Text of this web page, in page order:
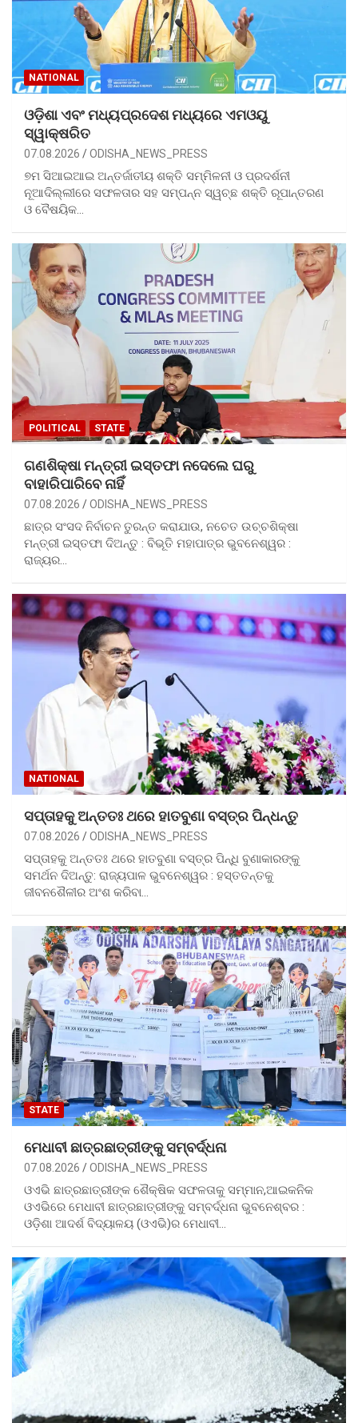
NATIONAL
ଓଡ଼ିଶା ଏବଂ ମଧ୍ୟପ୍ରଦେଶ ମଧ୍ୟରେ ଏମଓୟୁ
ସ୍ୱାକ୍ଷରିତ
07.08.2026 ODISHA_NEWS_PRESS
୭ମ ସିଆଇଆଇ ଅନ୍ତର୍ଜାତୀୟ ଶକ୍ତି ସମ୍ମିଳନୀ ଓ ପ୍ରଦର୍ଶନୀ
ନୂଆଦିଲ୍ଲୀରେ ସଫଳତାର ସହ ସମ୍ପନ୍ନ ସ୍ୱଚ୍ଛ ଶକ୍ତି ରୂପାନ୍ତରଣ
ଓ ବୈଷୟିକ…
POLITICAL STATE
ଗଣଶିକ୍ଷା ମନ୍ତ୍ରୀ ଇସ୍ତଫା ନଦେଲେ ଘରୁ
ବାହାରିପାରିବେ ନାହିଁ
07.08.2026 ODISHA_NEWS_PRESS
ଛାତ୍ର ସଂସଦ ନିର୍ବାଚନ ତୁରନ୍ତ କରାଯାଉ, ନଚେତ ଉଚ୍ଚଶିକ୍ଷା
ମନ୍ତ୍ରୀ ଇସ୍ତଫା ଦିଅନ୍ତୁ : ବିଭୂତି ମହାପାତ୍ର ଭୁବନେଶ୍ୱର :
ରାଜ୍ୟର…
NATIONAL
ସପ୍ତାହକୁ ଅନ୍ତତଃ ଥରେ ହାତବୁଣା ବସ୍ତ୍ର ପିନ୍ଧନ୍ତୁ
07.08.2026 ODISHA_NEWS_PRESS
ସପ୍ତାହକୁ ଅନ୍ତତଃ ଥରେ ହାତବୁଣା ବସ୍ତ୍ର ପିନ୍ଧି ବୁଣାକାରଙ୍କୁ
ସମର୍ଥନ ଦିଅନ୍ତୁ: ରାଜ୍ୟପାଳ ଭୁବନେଶ୍ୱର : ହସ୍ତତନ୍ତକୁ
ଜୀବନଶୈଳୀର ଅଂଶ କରିବା…
STATE
ମେଧାବୀ ଛାତ୍ରଛାତ୍ରୀଙ୍କୁ ସମ୍ବର୍ଦ୍ଧନା
07.08.2026 ODISHA_NEWS_PRESS
ଓଏଭି ଛାତ୍ରଛାତ୍ରୀଙ୍କ ଶୈକ୍ଷିକ ସଫଳତାକୁ ସମ୍ମାନ,ଆଇକନିକ
ଓଏଭିରେ ମେଧାବୀ ଛାତ୍ରଛାତ୍ରୀଙ୍କୁ ସମ୍ବର୍ଦ୍ଧନା ଭୁବନେଶ୍ବର :
ଓଡ଼ିଶା ଆଦର୍ଶ ବିଦ୍ୟାଳୟ (ଓଏଭି)ର ମେଧାବୀ…